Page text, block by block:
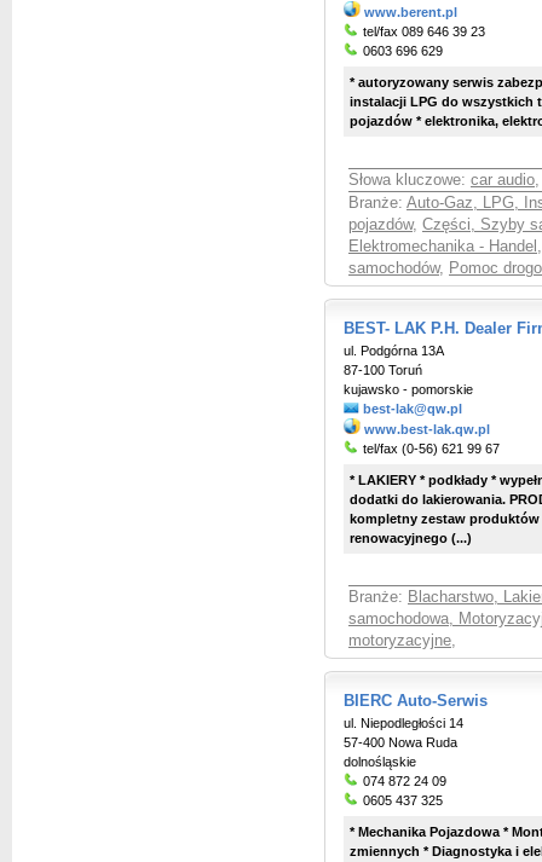
www.berent.pl
tel/fax 089 646 39 23
0603 696 629
* autoryzowany serwis
instalacji LPG do wszystkich
pojazdów * elektronika,
Słowa kluczowe: car audio,
Branże: Auto-Gaz, LPG,
pojazdów, Części, Szyby
Elektromechanika - Handel
samochodów, Pomoc
BEST- LAK P.H. Dealer
ul. Podgórna 13A
87-100 Toruń
kujawsko - pomorskie
best-lak@qw.pl
www.best-lak.qw.pl
tel/fax (0-56) 621 99 67
* LAKIERY * podkłady *
dodatki do lakierowania.
kompletny zestaw
renowacyjnego (...)
Branże: Blacharstwo,
samochodowa,
motoryzacyjne,
BIERC Auto-Serwis
ul. Niepodległości 14
57-400 Nowa Ruda
dolnośląskie
074 872 24 09
0605 437 325
* Mechanika Pojazdowa *
zmiennych * Diagnostyka i